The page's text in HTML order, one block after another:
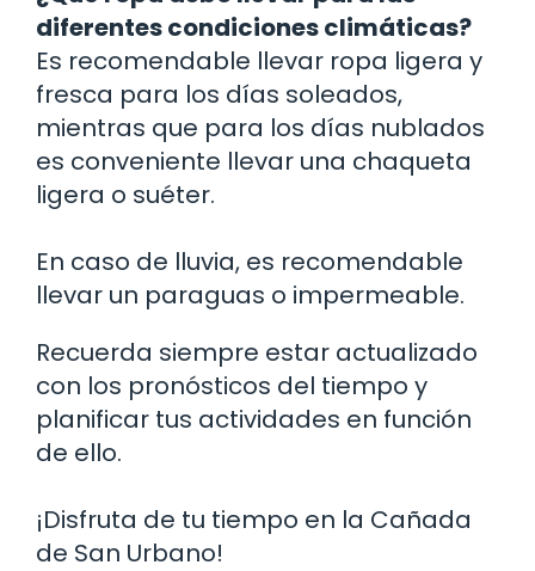
diferentes condiciones climáticas?
Es recomendable llevar ropa ligera y
fresca para los días soleados,
mientras que para los días nublados
es conveniente llevar una chaqueta
ligera o suéter.
En caso de lluvia, es recomendable
llevar un paraguas o impermeable.
Recuerda siempre estar actualizado
con los pronósticos del tiempo y
planificar tus actividades en función
de ello.
¡Disfruta de tu tiempo en la Cañada
de San Urbano!